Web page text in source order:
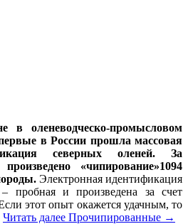
в оленеводческо-промысловом
в России прошла массовая
северных оленей. За
«чипирование»1094
Электронная идентификация
пробная и произведена за счет
этот опыт окажется удачным, то
Читать далее Прочипированные →